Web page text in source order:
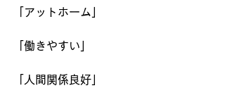
「アットホーム」
「働きやすい」
「人間関係良好」